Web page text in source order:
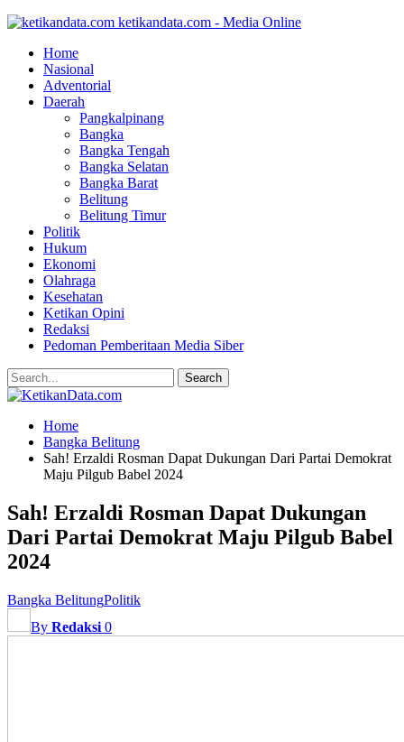
ketikandata.com - Media Online
Home
Nasional
Adventorial
Daerah
Pangkalpinang
Bangka
Bangka Tengah
Bangka Selatan
Bangka Barat
Belitung
Belitung Timur
Politik
Hukum
Ekonomi
Olahraga
Kesehatan
Ketikan Opini
Redaksi
Pedoman Pemberitaan Media Siber
Home
Bangka Belitung
Sah! Erzaldi Rosman Dapat Dukungan Dari Partai Demokrat
Maju Pilgub Babel 2024
Sah! Erzaldi Rosman Dapat Dukungan
Dari Partai Demokrat Maju Pilgub Babel
2024
Bangka BelitungPolitik
By Redaksi 0